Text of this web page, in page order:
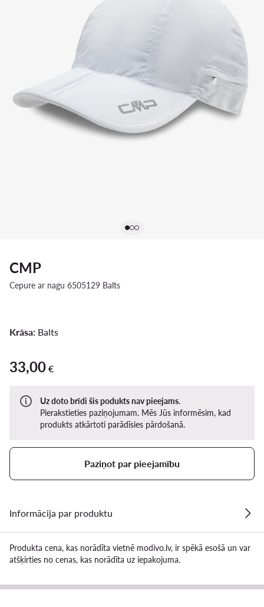
CMP
Cepure ar nagu 6505129 Balts
Krāsa: Balts
33,00 €
33,00 €
Uz doto brīdi šis podukts nav pieejams.
Pierakstieties paziņojumam. Mēs Jūs informēsim, kad
produkts atkārtoti parādīsies pārdošanā.
Paziņot par pieejamību
Informācija par produktu
Produkta cena, kas norādīta vietnē modivo.lv, ir spēkā esošā un var
atšķirties no cenas, kas norādīta uz iepakojuma.